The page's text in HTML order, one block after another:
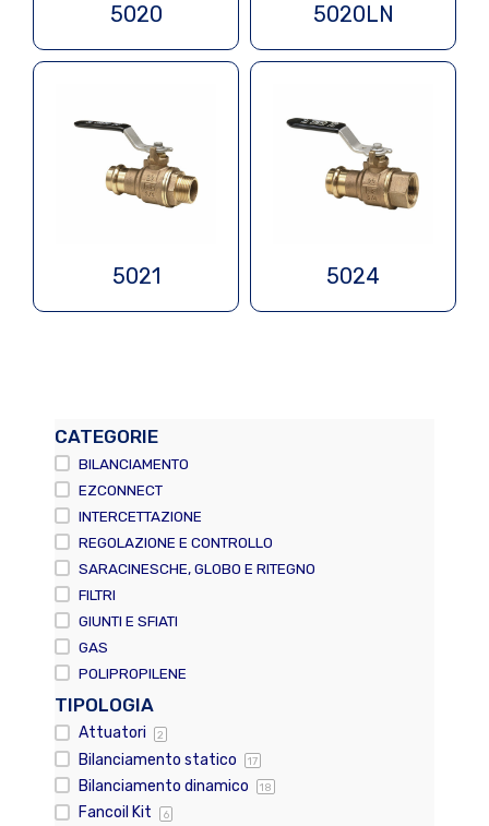
5020 5020LN
5021 5024
CATEGORIE
BILANCIAMENTO
EZCONNECT
INTERCETTAZIONE
REGOLAZIONE E CONTROLLO
SARACINESCHE, GLOBO E RITEGNO
FILTRI
GIUNTI E SFIATI
GAS
POLIPROPILENE
TIPOLOGIA
Attuatori 2
Bilanciamento statico 17
Bilanciamento dinamico 18
Fancoil Kit 6